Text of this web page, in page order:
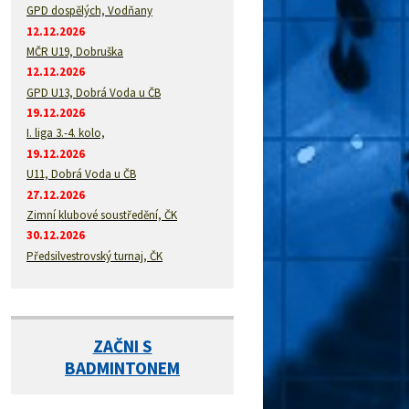
GPD dospělých, Vodňany
12.12.2026
MČR U19, Dobruška
12.12.2026
GPD U13, Dobrá Voda u ČB
19.12.2026
I. liga 3.-4. kolo,
19.12.2026
U11, Dobrá Voda u ČB
27.12.2026
Zimní klubové soustředění, ČK
30.12.2026
Předsilvestrovský turnaj, ČK
ZAČNI S
BADMINTONEM